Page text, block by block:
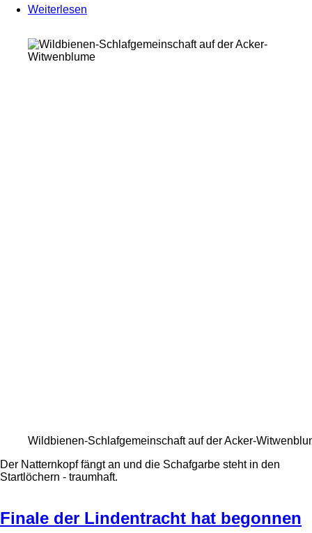
Weiterlesen
Wildbienen-Schlafgemeinschaft auf der Acker-
Der Natternkopf fängt an und die Schafgarbe steht in den
Startlöchern - traumhaft.
Finale der Lindentracht hat begonnen